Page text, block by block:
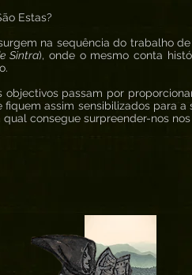
Estas?
na sequência do trabalho
Sintra), onde o mesmo conta
passam por
fiquem assim sensibilizados para
qual consegue surpreender-nos